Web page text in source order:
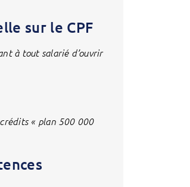
sur le CPF
à tout salarié d’ouvrir
crédits « plan 500 000